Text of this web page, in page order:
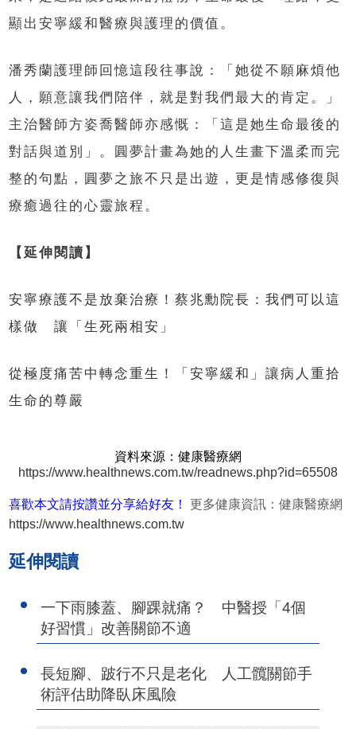
顯出安寧緩和醫療與護理的價值。
潘秀蘭護理師回憶這段往事說：「她從不願麻煩他
人，願意讓我們陪伴，就是對我們最大的肯定。」
主治醫師方姿喬醫師亦感慨：「這是她生命最後的
對話與道別」。圓夢計畫為她的人生畫下溫柔而完
整的句點，圓夢之旅不只是出遊，更是情感修復與
療癒過往的心靈旅程。
【延伸閱讀】
安寧療護不是放棄治療！蔡兆勳院長：我們可以這
樣做 讓「生死兩相安」
從極度痛苦中轉念重生！「安寧緩和」讓病人重拾
生命的尊嚴
資料來源：健康醫療網
https://www.healthnews.com.tw/readnews.php?id=65508
喜歡本文請按讚並分享給好友！
更多健康資訊：健康醫療網
https://www.healthnews.com.tw
延伸閱讀
一下雨膝蓋、腳踝就痛？ 中醫授「4個
好習慣」改善關節不適
長短腳、跛行不只是老化 人工髖關節手
術評估助降臥床風險